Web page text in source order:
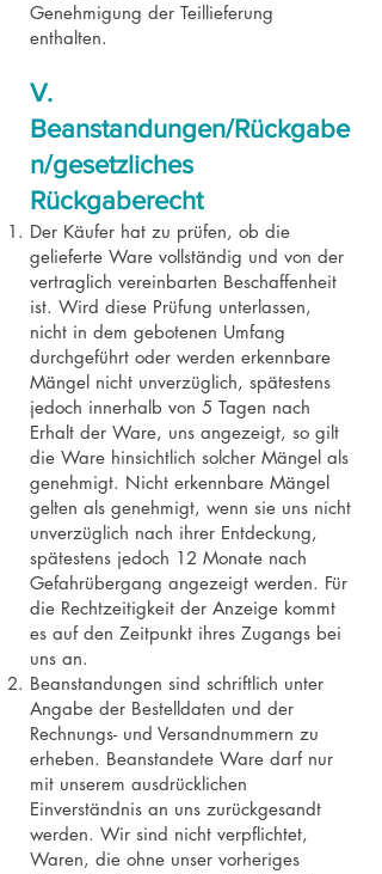
Genehmigung der Teillieferung
enthalten.
V.
Beanstandungen/Rückgabe
n/gesetzliches
Rückgaberecht
Der Käufer hat zu prüfen, ob die
gelieferte Ware vollständig und von der
vertraglich vereinbarten Beschaffenheit
ist. Wird diese Prüfung unterlassen,
nicht in dem gebotenen Umfang
durchgeführt oder werden erkennbare
Mängel nicht unverzüglich, spätestens
jedoch innerhalb von 5 Tagen nach
Erhalt der Ware, uns angezeigt, so gilt
die Ware hinsichtlich solcher Mängel als
genehmigt. Nicht erkennbare Mängel
gelten als genehmigt, wenn sie uns nicht
unverzüglich nach ihrer Entdeckung,
spätestens jedoch 12 Monate nach
Gefahrübergang angezeigt werden. Für
die Rechtzeitigkeit der Anzeige kommt
es auf den Zeitpunkt ihres Zugangs bei
uns an.
Beanstandungen sind schriftlich unter
Angabe der Bestelldaten und der
Rechnungs- und Versandnummern zu
erheben. Beanstandete Ware darf nur
mit unserem ausdrücklichen
Einverständnis an uns zurückgesandt
werden. Wir sind nicht verpflichtet,
Waren, die ohne unser vorheriges